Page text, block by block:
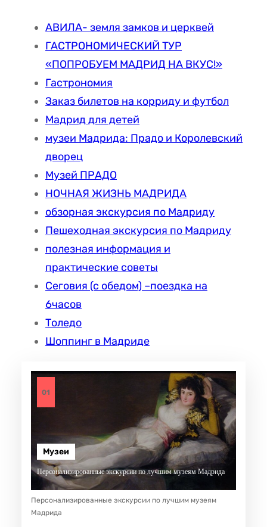
АВИЛА- земля замков и церквей
ГАСТРОНОМИЧЕСКИЙ ТУР
«ПОПРОБУЕМ МАДРИД НА ВКУС!»
Гастрономия
Заказ билетов на корриду и футбол
Мадрид для детей
музеи Мадрида: Прадо и Королевский
дворец
Музей ПРАДО
НОЧНАЯ ЖИЗНЬ МАДРИДА
обзорная экскурсия по Мадриду
Пешеходная экскурсия по Мадриду
полезная информация и
практические советы
Сеговия (с обедом) –поездка на
6часов
Толедо
Шоппинг в Мадриде
01
Музеи
Персонализированные экскурсии по лучшим музеям Мадрида
Персонализированные экскурсии по лучшим музеям
Мадрида